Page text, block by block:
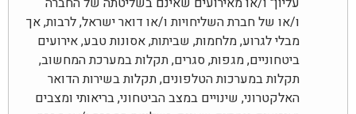
ו/או של חברת השליחויות ו/או דואר ישראל, לרבות, אך
מבלי לגרוע, מלחמות, שביתות, אסונות טבע, אירועים
ביטחוניים, מגפות, סגרים, תקלות במערכת המחשוב,
תקלות במערכות הטלפונים, תקלות בשירות הדואר
האלקטרוני, שינויים במצב הביטחוני, בריאותי ומצבים